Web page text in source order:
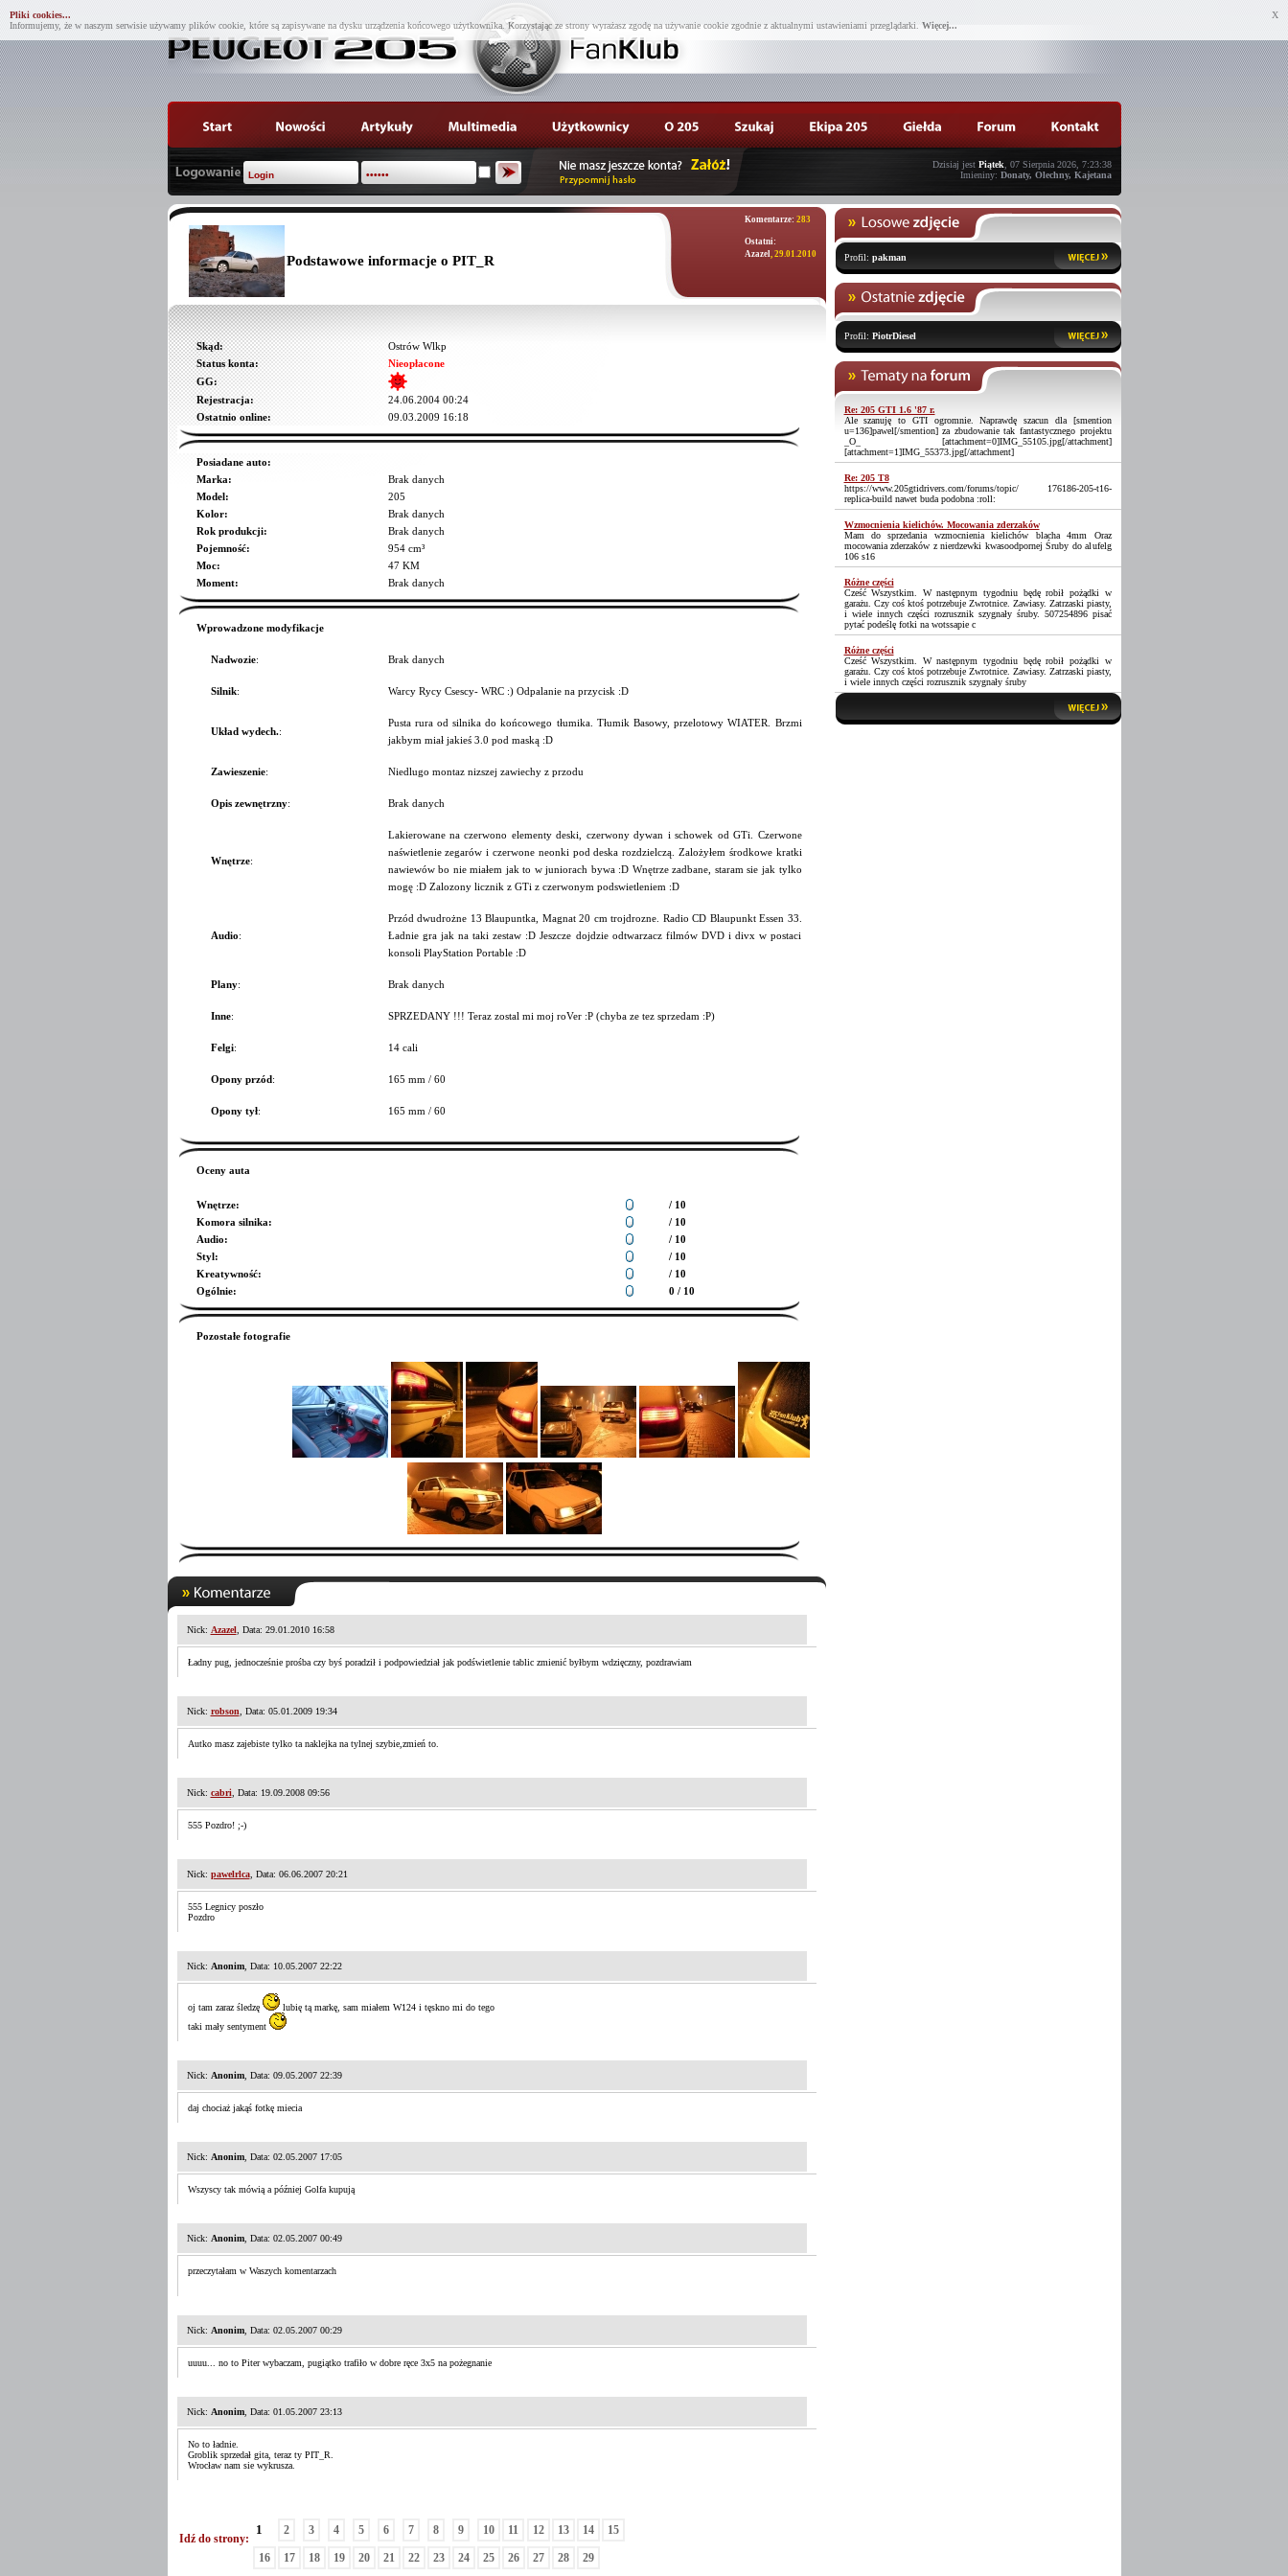
X
Pliki cookies...
Informujemy, że w naszym serwisie używamy plików cookie, które są zapisywane na dysku urządzenia końcowego użytkownika. Korzystając ze strony wyrażasz zgodę na używanie cookie zgodnie z aktualnymi ustawieniami przeglądarki. Więcej...
Dzisiaj jest Piątek , 07 Sierpnia 2026, 7:23:38
Imieniny: Donaty, Olechny, Kajetana
Podstawowe informacje o PIT_R
Komentarze: 283
Ostatni:
Azazel, 29.01.2010
Skąd:
Ostrów Wlkp
Status konta:
Nieopłacone
GG:
Rejestracja:
24.06.2004 00:24
Ostatnio online:
09.03.2009 16:18
Posiadane auto:
Marka:
Brak danych
Model:
205
Kolor:
Brak danych
Rok produkcji:
Brak danych
Pojemność:
954 cm³
Moc:
47 KM
Moment:
Brak danych
Wprowadzone modyfikacje
Nadwozie: Brak danych
Silnik: Warcy Rycy Csescy- WRC :) Odpalanie na przycisk :D
Układ wydech.:
Pusta rura od silnika do końcowego tłumika. Tłumik Basowy, przelotowy WIATER. Brzmi
jakbym miał jakieś 3.0 pod maską :D
Zawieszenie: Niedlugo montaz nizszej zawiechy z przodu
Opis zewnętrzny: Brak danych
Wnętrze:
Lakierowane na czerwono elementy deski, czerwony dywan i schowek od GTi. Czerwone
naświetlenie zegarów i czerwone neonki pod deska rozdzielczą. Zalożyłem środkowe kratki
nawiewów bo nie miałem jak to w juniorach bywa :D Wnętrze zadbane, staram sie jak tylko
mogę :D Zalozony licznik z GTi z czerwonym podswietleniem :D
Audio:
Przód dwudrożne 13 Blaupuntka, Magnat 20 cm trojdrozne. Radio CD Blaupunkt Essen 33.
Ładnie gra jak na taki zestaw :D Jeszcze dojdzie odtwarzacz filmów DVD i divx w postaci
konsoli PlayStation Portable :D
Plany: Brak danych
Inne: SPRZEDANY !!! Teraz zostal mi moj roVer :P (chyba ze tez sprzedam :P)
Felgi: 14 cali
Opony przód: 165 mm / 60
Opony tył: 165 mm / 60
Oceny auta
Wnętrze:
/ 10
Komora silnika:
/ 10
Audio:
/ 10
Styl:
/ 10
Kreatywność:
/ 10
Ogólnie: 0 / 10
Pozostałe fotografie
Nick: Azazel, Data: 29.01.2010 16:58
Ładny pug, jednocześnie prośba czy byś poradził i podpowiedział jak podświetlenie tablic zmienić byłbym wdzięczny, pozdrawiam
Nick: robson , Data: 05.01.2009 19:34
Autko masz zajebiste tylko ta naklejka na tylnej szybie,zmień to.
Nick: cabri, Data: 19.09.2008 09:56
555 Pozdro! ;-)
Nick: pawelrlca, Data: 06.06.2007 20:21
555 Legnicy poszło
Pozdro
Nick: Anonim, Data: 10.05.2007 22:22
oj tam zaraz śledzę
lubię tą markę, sam miałem W124 i tęskno mi do tego
taki mały sentyment
Nick: Anonim, Data: 09.05.2007 22:39
daj chociaż jakąś fotkę miecia
Nick: Anonim, Data: 02.05.2007 17:05
Wszyscy tak mówią a później Golfa kupują
Nick: Anonim, Data: 02.05.2007 00:49
przeczytałam w Waszych komentarzach
Nick: Anonim, Data: 02.05.2007 00:29
uuuu... no to Piter wybaczam, pugiątko trafiło w dobre ręce 3x5 na pożegnanie
Nick: Anonim, Data: 01.05.2007 23:13
No to ładnie.
Groblik sprzedał gita, teraz ty PIT_R.
Wrocław nam sie wykrusza.
Idź do strony:
1 2 3 4 5 6 7 8 9 10 11 12 13 14 15
16 17 18 19 20 21 22 23 24 25 26 27 28 29
Profil: pakman
Profil: PiotrDiesel
Re: 205 GTI 1.6 '87 r.
Ale szanuję to GTI ogromnie. Naprawdę szacun dla [smention
u=136]pawel[/smention] za zbudowanie tak fantastycznego projektu
_O_ [attachment=0]IMG_55105.jpg[/attachment]
[attachment=1]IMG_55373.jpg[/attachment]
Re: 205 T8
https://www.205gtidrivers.com/forums/topic/ 176186-205-t16-
replica-build nawet buda podobna :roll:
Wzmocnienia kielichów. Mocowania zderzaków
Mam do sprzedania wzmocnienia kielichów blacha 4mm Oraz
mocowania zderzaków z nierdzewki kwasoodpornej Śruby do alufelg
106 s16
Różne części
Cześć Wszystkim. W następnym tygodniu będę robił pożądki w
garażu. Czy coś ktoś potrzebuje Zwrotnice. Zawiasy. Zatrzaski piasty,
i wiele innych części rozrusznik szygnały śruby. 507254896 pisać
pytać podeślę fotki na wotssapie c
Różne części
Cześć Wszystkim. W następnym tygodniu będę robił pożądki w
garażu. Czy coś ktoś potrzebuje Zwrotnice. Zawiasy. Zatrzaski piasty,
i wiele innych części rozrusznik szygnały śruby